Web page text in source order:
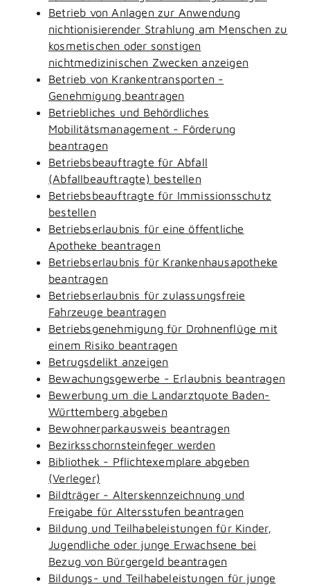
Betrieb von Anlagen zur Anwendung
nichtionisierender Strahlung am Menschen zu
kosmetischen oder sonstigen
nichtmedizinischen Zwecken anzeigen
Betrieb von Krankentransporten -
Genehmigung beantragen
Betriebliches und Behördliches
Mobilitätsmanagement - Förderung
beantragen
Betriebsbeauftragte für Abfall
(Abfallbeauftragte) bestellen
Betriebsbeauftragte für Immissionsschutz
bestellen
Betriebserlaubnis für eine öffentliche
Apotheke beantragen
Betriebserlaubnis für Krankenhausapotheke
beantragen
Betriebserlaubnis für zulassungsfreie
Fahrzeuge beantragen
Betriebsgenehmigung für Drohnenflüge mit
einem Risiko beantragen
Betrugsdelikt anzeigen
Bewachungsgewerbe - Erlaubnis beantragen
Bewerbung um die Landarztquote Baden-
Württemberg abgeben
Bewohnerparkausweis beantragen
Bezirksschornsteinfeger werden
Bibliothek - Pflichtexemplare abgeben
(Verleger)
Bildträger - Alterskennzeichnung und
Freigabe für Altersstufen beantragen
Bildung und Teilhabeleistungen für Kinder,
Jugendliche oder junge Erwachsene bei
Bezug von Bürgergeld beantragen
Bildungs- und Teilhabeleistungen für junge